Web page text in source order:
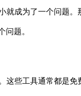
就成为了一个问题
问题。
这些工具通常都是